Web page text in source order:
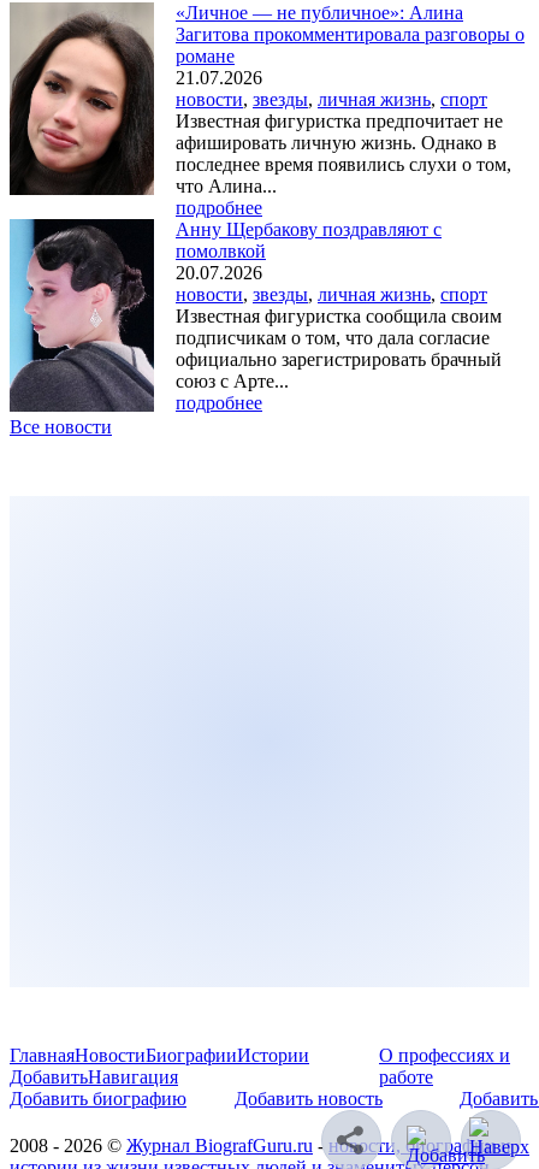
«Личное — не публичное»: Алина
Загитова прокомментировала разговоры о
романе
21.07.2026
новости, звезды, личная жизнь, спорт
Известная фигуристка предпочитает не
афишировать личную жизнь. Однако в
последнее время появились слухи о том,
что Алина...
подробнее
Анну Щербакову поздравляют с
помолвкой
20.07.2026
новости, звезды, личная жизнь, спорт
Известная фигуристка сообщила своим
подписчикам о том, что дала согласие
официально зарегистрировать брачный
союз с Арте...
подробнее
Все новости
ГлавнаяНовостиБиографииИстории
ДобавитьНавигация
О профессиях и
работе
Добавить биографию
Добавить новость
2008 - 2026 © Журнал BiografGuru.ru - новости, биографии и